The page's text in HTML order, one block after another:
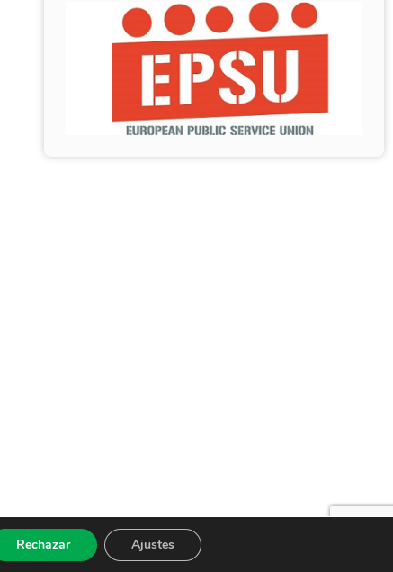
Rechazar Ajustes